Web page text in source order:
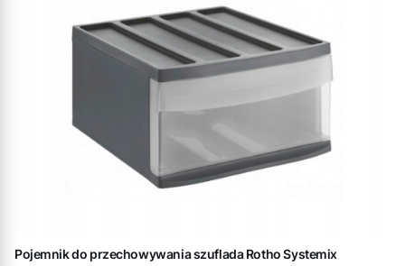
Pojemnik do przechowywania szuflada Rotho Systemix